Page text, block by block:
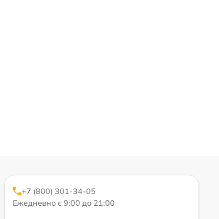
+7 (800) 301-34-05
Ежедневно с 9:00 до 21:00